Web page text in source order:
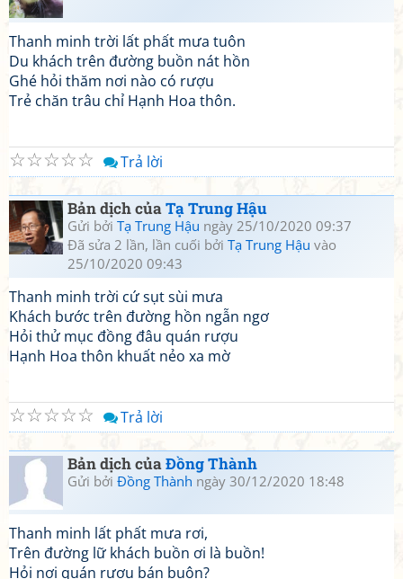
Thanh minh trời lất phất mưa tuôn
Du khách trên đường buồn nát hồn
Ghé hỏi thăm nơi nào có rượu
Trẻ chăn trâu chỉ Hạnh Hoa thôn.
☆
☆
☆
☆
☆ Trả lời
Bản dịch củaTạ Trung Hậu
Gửi bởi Tạ Trung Hậu ngày 25/10/2020 09:37
Đã sửa 2 lần, lần cuối bởi Tạ Trung Hậu vào
25/10/2020 09:43
Thanh minh trời cứ sụt sùi mưa
Khách bước trên đường hồn ngẫn ngơ
Hỏi thử mục đồng đâu quán rượu
Hạnh Hoa thôn khuất nẻo xa mờ
☆
☆
☆
☆
☆ Trả lời
Bản dịch củaĐồng Thành
Gửi bởi Đồng Thành ngày 30/12/2020 18:48
Thanh minh lất phất mưa rơi,
Trên đường lữ khách buồn ơi là buồn!
Hỏi nơi quán rượu bán buôn?